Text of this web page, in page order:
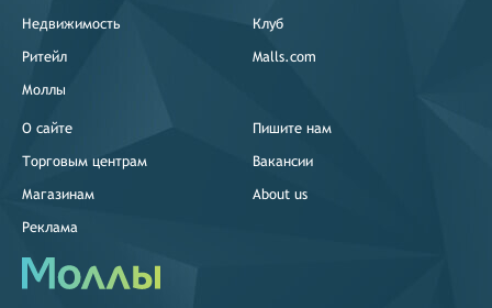
Недвижимость
Ритейл
Моллы
Клуб
Malls.com
О сайте
Торговым центрам
Магазинам
Реклама
Пишите нам
Вакансии
About us